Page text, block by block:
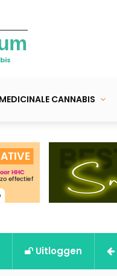
MEDICINALE CANNABIS
Uitloggen